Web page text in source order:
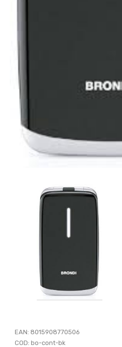
EAN: 8015908770506
COD:bo-cont-bk